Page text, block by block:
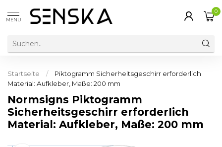
MENU
0
Startseite /
Piktogramm Sicherheitsgeschirr erforderlich
Material: Aufkleber, Maße: 200 mm
Normsigns Piktogramm
Sicherheitsgeschirr erforderlich
Material: Aufkleber, Maße: 200 mm